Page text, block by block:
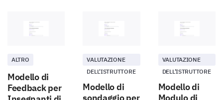
Condividi eventuali commenti aggiuntivi
sull'interazione del leader del seminario con i
ALTRO
Modello di
Feedback per
VALUTAZIONE
DELL'ISTRUTTORE
Modello di
VALUTAZIONE
DELL'ISTRUTTORE
Modello di